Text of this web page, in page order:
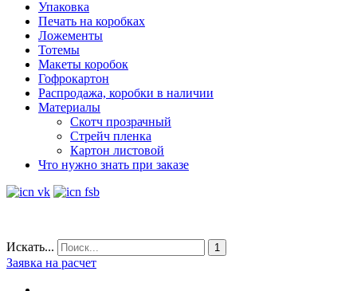
Упаковка
Печать на коробках
Ложементы
Тотемы
Макеты коробок
Гофрокартон
Распродажа, коробки в наличии
Материалы
Скотч прозрачный
Стрейч пленка
Картон листовой
Что нужно знать при заказе
Искать... 1
Заявка на расчет